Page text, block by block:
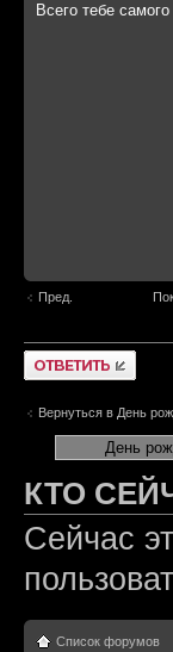
Всего тебе самого
Пред.
Ответить
Вернуться в День
КТО
Сейчас
Список форумов